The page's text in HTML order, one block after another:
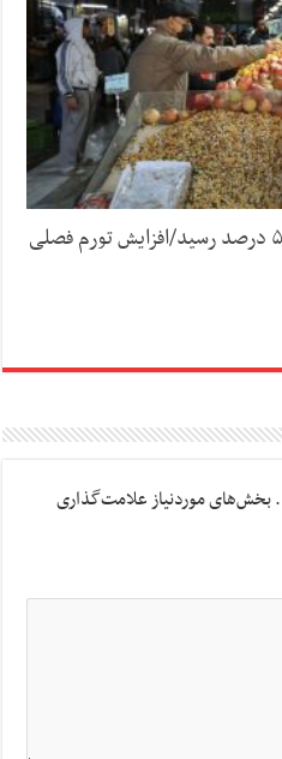
تورم نقطه‌به‌نقطه خدمات به ۵۸ درصد رسید/افزایش تورم فصلی
بخش‌های موردنیاز علامت‌گذاری